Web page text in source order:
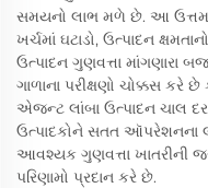
સમયનો લાભ મળે છે. આ ઉત્તમ
ખર્ચમાં ઘટાડો, ઉત્પાદન
ઉત્પાદન ગુણવત્તા માંગણારા
ગાળાના પરીક્ષણો ચોક્કસ કરે
એજન્ટ લાંબા ઉત્પાદન ચાલ
ઉત્પાદકોને સતત ઑપરેશનના
આવશ્યક ગુણવત્તા ખાતરીની
પરિણામો પ્રદાન કરે છે.